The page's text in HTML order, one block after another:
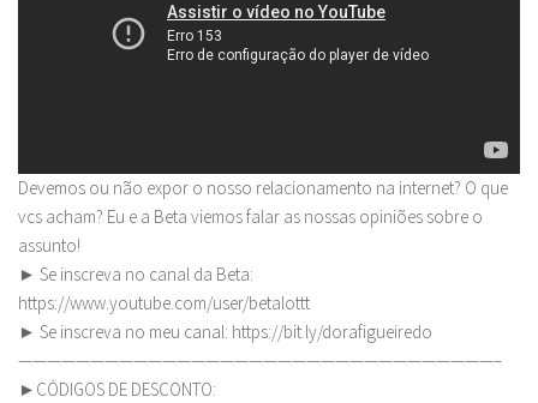
Devemos ou não expor o nosso relacionamento na internet? O que
vcs acham? Eu e a Beta viemos falar as nossas opiniões sobre o
assunto!
► Se inscreva no canal da Beta:
https://www.youtube.com/user/betalottt
► Se inscreva no meu canal: https://bit.ly/dorafigueiredo
—————————————————————————————————–
►CÓDIGOS DE DESCONTO: